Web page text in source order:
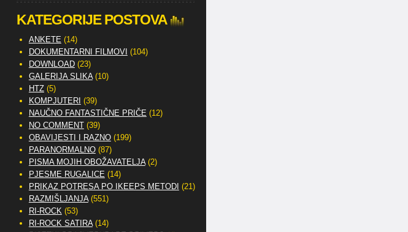
KATEGORIJE POSTOVA
ANKETE (14)
DOKUMENTARNI FILMOVI (104)
DOWNLOAD(23)
GALERIJA SLIKA(10)
HTZ(5)
KOMPJUTERI (39)
NAUČNO FANTASTIČNE PRIČE (12)
NO COMMENT(39)
OBAVIJESTI I RAZNO(199)
PARANORMALNO(87)
PISMA MOJIH OBOŽAVATELJA(2)
PJESME RUGALICE (14)
PRIKAZ POTRESA PO IKEEPS METODI (21)
RAZMIŠLJANJA(551)
RI-ROCK(53)
RI-ROCK SATIRA(14)